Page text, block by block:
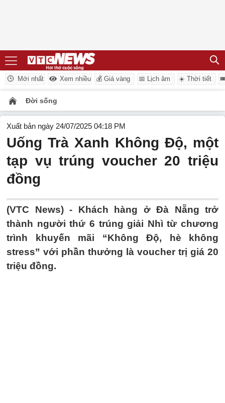
Mới nhất Xem nhiều 💰 Giá vàng 📅 Lịch âm ☀️ Thời tiết
Đời sống
Xuất bản ngày 24/07/2025 04:18 PM
Uống Trà Xanh Không Độ, một
tạp vụ trúng voucher 20 triệu
đồng
(VTC News) - Khách hàng ở Đà Nẵng trở
thành người thứ 6 trúng giải Nhì từ chương
trình khuyến mãi “Không Độ, hè không
stress” với phần thưởng là voucher trị giá 20
triệu đồng.